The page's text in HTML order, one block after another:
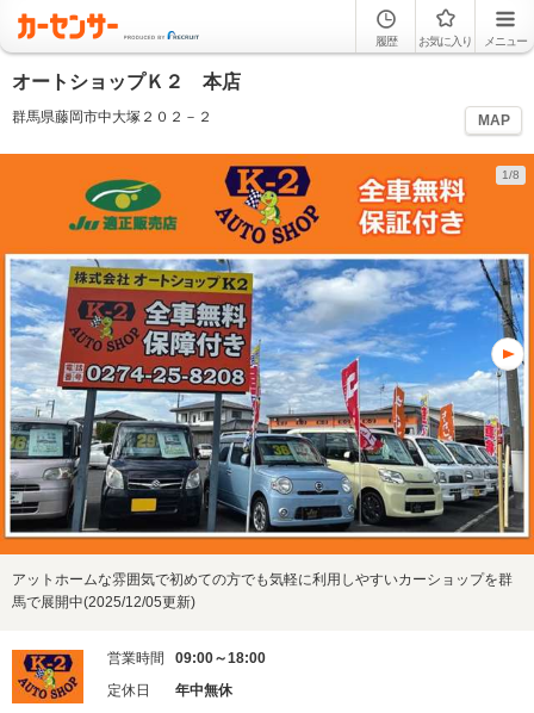
履歴 お気に入り メニュー
オートショップＫ２ 本店
群馬県藤岡市中大塚２０２－２ MAP
1/8
アットホームな雰囲気で初めての方でも気軽に利用しやすいカーショップを群
馬で展開中(2025/12/05更新)
営業時間
09:00～18:00
定休日
年中無休